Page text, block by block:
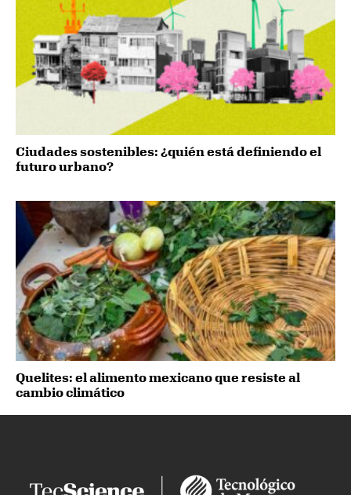
Ciudades sostenibles: ¿quién está definiendo el
futuro urbano?
Quelites: el alimento mexicano que resiste al
cambio climático